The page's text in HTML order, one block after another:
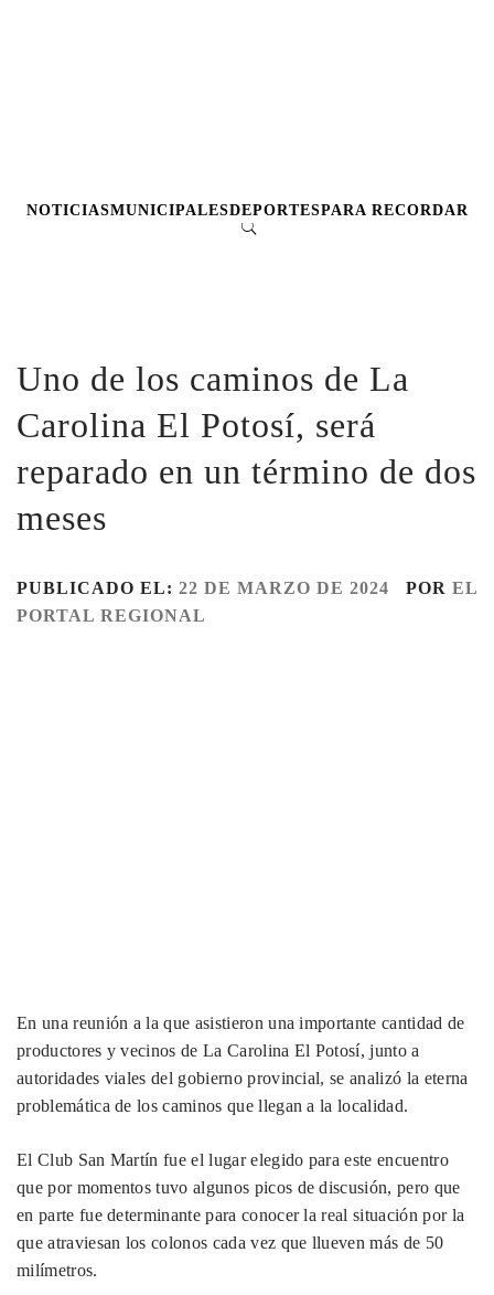
NOTICIASMUNICIPALESDEPORTESPARA RECORDAR
Uno de los caminos de La
Carolina El Potosí, será
reparado en un término de dos
meses
PUBLICADO EL: 22 DE MARZO DE 2024 POR EL
PORTAL REGIONAL
En una reunión a la que asistieron una importante cantidad de
productores y vecinos de La Carolina El Potosí, junto a
autoridades viales del gobierno provincial, se analizó la eterna
problemática de los caminos que llegan a la localidad.
El Club San Martín fue el lugar elegido para este encuentro
que por momentos tuvo algunos picos de discusión, pero que
en parte fue determinante para conocer la real situación por la
que atraviesan los colonos cada vez que llueven más de 50
milímetros.